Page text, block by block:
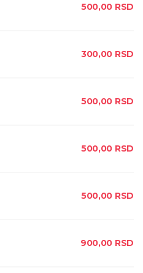
500,00 RSD
300,00 RSD
500,00 RSD
500,00 RSD
500,00 RSD
900,00 RSD